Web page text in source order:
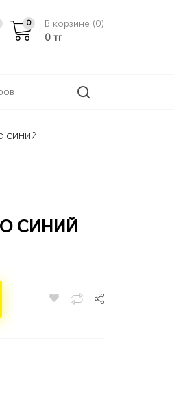
0 В корзине (0)
0 тг
СИНИЙ
СИНИЙ